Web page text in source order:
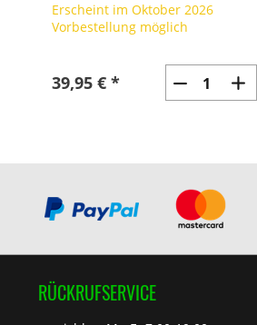
Erscheint im Oktober 2026
Vorbestellung möglich
39,95 € *
RÜCKRUFSERVICE